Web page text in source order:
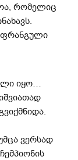
რომელიც
ფრანგული
იყო…
ვერსად